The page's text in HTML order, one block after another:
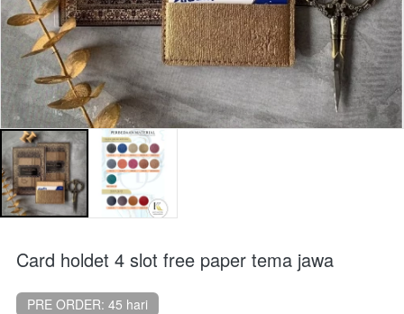
Card holdet 4 slot free paper tema jawa
PRE ORDER: 45 hari